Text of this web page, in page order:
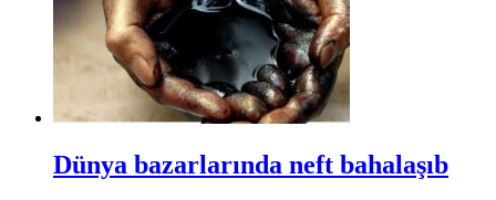
Dünya bazarlarında neft bahalaşıb